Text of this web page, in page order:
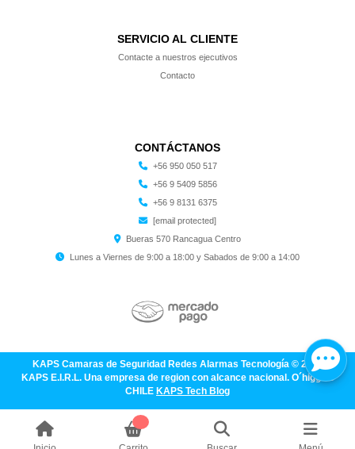
SERVICIO AL CLIENTE
Contacte a nuestros ejecutivos
Contacto
CONTÁCTANOS
+56 950 050 517
+56 9 5409 5856
+56 9 8131 6375
[email protected]
Bueras 570 Rancagua Centro
Lunes a Viernes de 9:00 a 18:00 y Sabados de 9:00 a 14:00
KAPS Camaras de Seguridad Redes Alarmas Tecnología © 2026
KAPS E.I.R.L. Una empresa de region con alcance nacional. O´higgins
CHILE KAPS Tech Blog